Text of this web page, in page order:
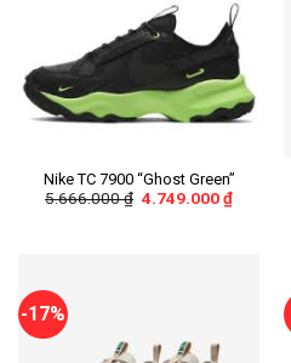
Nike TC 7900 “Ghost Green”
5.666.000₫ 4.749.000₫
-17%